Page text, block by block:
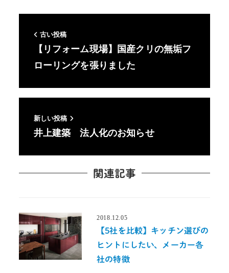
古い投稿
【リフォーム現場】国産クリの無垢フ
ローリングを張りました
新しい投稿
井上建築 法人化のお知らせ
関連記事
【5社を比較】キッチン選びの
ヒントにしたい、メーカー各
社の特徴
投稿日
2018.12.05